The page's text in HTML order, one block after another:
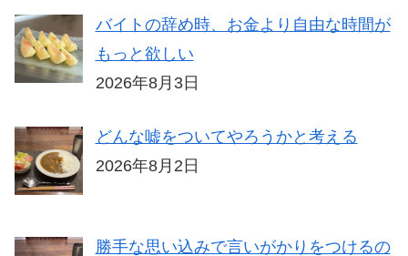
バイトの辞め時、お金より自由な時間が
もっと欲しい
2026年8月3日
どんな嘘をついてやろうかと考える
2026年8月2日
勝手な思い込みで言いがかりをつけるの